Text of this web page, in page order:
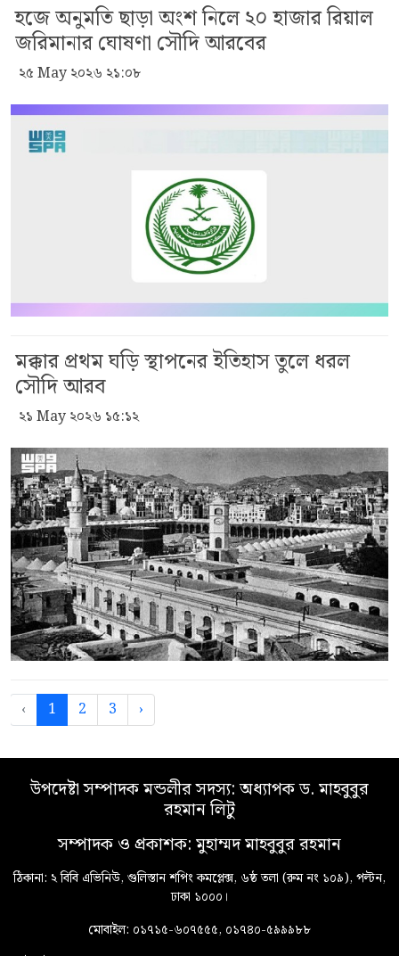
হজে অনুমতি ছাড়া অংশ নিলে ২০ হাজার রিয়াল
জরিমানার ঘোষণা সৌদি আরবের
২৫ May ২০২৬ ২১:০৮
মক্কার প্রথম ঘড়ি স্থাপনের ইতিহাস তুলে ধরল
সৌদি আরব
২১ May ২০২৬ ১৫:১২
‹ 1 2 3 ›
উপদেষ্টা সম্পাদক মন্ডলীর সদস্য: অধ্যাপক ড. মাহবুবুর
রহমান লিটু
সম্পাদক ও প্রকাশক: মুহাম্মদ মাহবুবুর রহমান
ঠিকানা: ২ বিবি এভিনিউ, গুলিস্তান শপিং কমপ্লেক্স, ৬ষ্ঠ তলা (রুম নং ১০৯), পল্টন,
ঢাকা ১০০০।
মোবাইল: ০১৭১৫-৬০৭৫৫৫, ০১৭৪০-৫৯৯৯৮৮